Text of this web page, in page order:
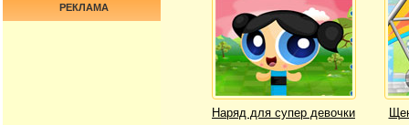
Наряд для супер девочки
РЕКЛАМА